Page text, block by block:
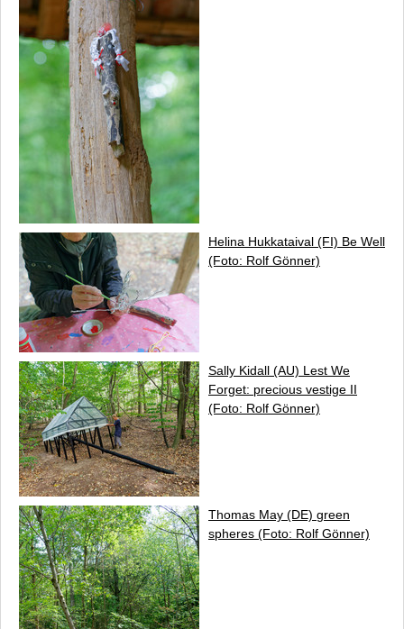
Helina Hukkataival (FI) Be Well
(Foto: Rolf Gönner)
Sally Kidall (AU) Lest We
Forget: precious vestige II
(Foto: Rolf Gönner)
Thomas May (DE) green
spheres (Foto: Rolf Gönner)